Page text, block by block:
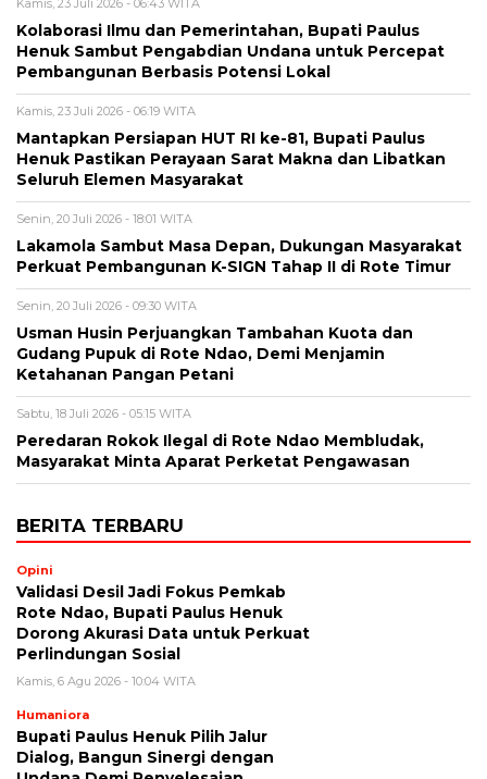
Kolaborasi Ilmu dan Pemerintahan, Bupati Paulus
Henuk Sambut Pengabdian Undana untuk Percepat
Pembangunan Berbasis Potensi Lokal
Kamis, 23 Juli 2026 - 06:19 WITA
Mantapkan Persiapan HUT RI ke-81, Bupati Paulus
Henuk Pastikan Perayaan Sarat Makna dan Libatkan
Seluruh Elemen Masyarakat
Senin, 20 Juli 2026 - 18:01 WITA
Lakamola Sambut Masa Depan, Dukungan Masyarakat
Perkuat Pembangunan K-SIGN Tahap II di Rote Timur
Senin, 20 Juli 2026 - 09:30 WITA
Usman Husin Perjuangkan Tambahan Kuota dan
Gudang Pupuk di Rote Ndao, Demi Menjamin
Ketahanan Pangan Petani
Sabtu, 18 Juli 2026 - 05:15 WITA
Peredaran Rokok Ilegal di Rote Ndao Membludak,
Masyarakat Minta Aparat Perketat Pengawasan
BERITA TERBARU
Opini
Validasi Desil Jadi Fokus Pemkab
Rote Ndao, Bupati Paulus Henuk
Dorong Akurasi Data untuk Perkuat
Perlindungan Sosial
Kamis, 6 Agu 2026 - 10:04 WITA
Humaniora
Bupati Paulus Henuk Pilih Jalur
Dialog, Bangun Sinergi dengan